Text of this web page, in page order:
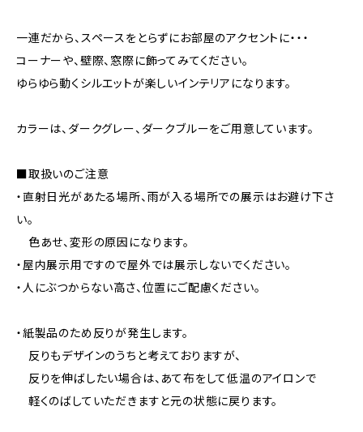
一連だから、スペースをとらずにお部屋のアクセントに・・・
コーナーや、壁際、窓際に飾ってみてください。
ゆらゆら動くシルエットが楽しいインテリアになります。
カラーは、ダークグレー、ダークブルーをご用意しています。
■取扱いのご注意
・直射日光があたる場所、雨が入る場所での展示はお避け下さ
い。
色あせ、変形の原因になります。
・屋内展示用ですので屋外では展示しないでください。
・人にぶつからない高さ、位置にご配慮ください。
・紙製品のため反りが発生します。
反りもデザインのうちと考えておりますが、
反りを伸ばしたい場合は、あて布をして低温のアイロンで
軽くのばしていただきますと元の状態に戻ります。